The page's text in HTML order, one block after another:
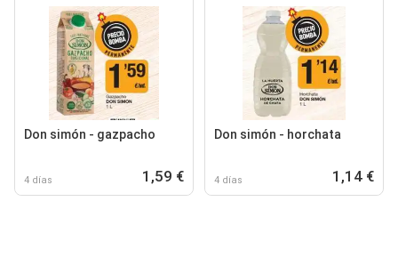
Don simón - gazpacho
4 días 1,59 €
Don simón - horchata
4 días 1,14 €